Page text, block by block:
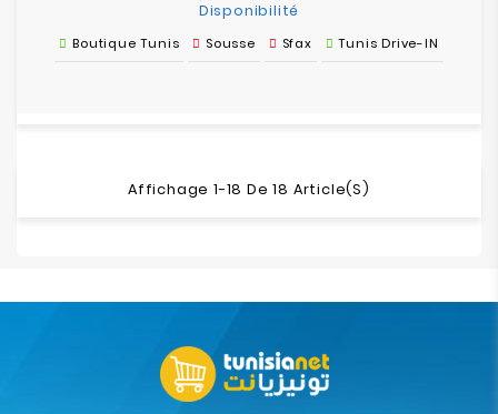
Disponibilité
Boutique Tunis Sousse Sfax Tunis Drive-IN
Affichage 1-18 De 18 Article(s)